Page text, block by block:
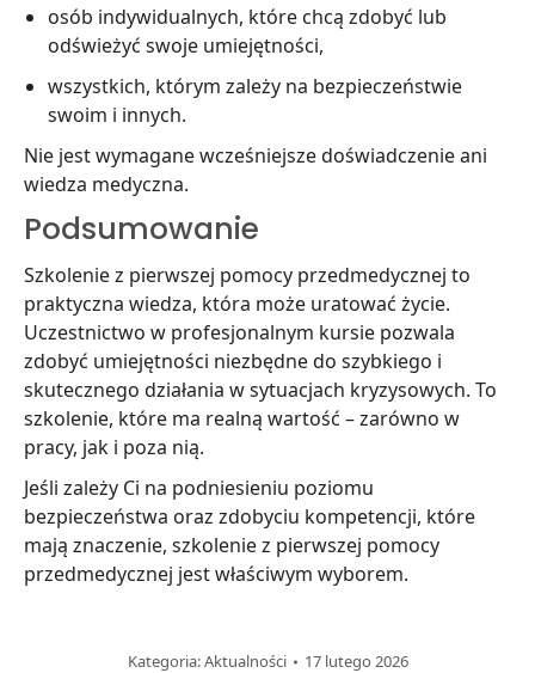
osób indywidualnych, które chcą zdobyć lub
odświeżyć swoje umiejętności,
wszystkich, którym zależy na bezpieczeństwie
swoim i innych.
Nie jest wymagane wcześniejsze doświadczenie ani
wiedza medyczna.
Podsumowanie
Szkolenie z pierwszej pomocy przedmedycznej to
praktyczna wiedza, która może uratować życie.
Uczestnictwo w profesjonalnym kursie pozwala
zdobyć umiejętności niezbędne do szybkiego i
skutecznego działania w sytuacjach kryzysowych. To
szkolenie, które ma realną wartość – zarówno w
pracy, jak i poza nią.
Jeśli zależy Ci na podniesieniu poziomu
bezpieczeństwa oraz zdobyciu kompetencji, które
mają znaczenie, szkolenie z pierwszej pomocy
przedmedycznej jest właściwym wyborem.
Kategoria:Aktualności 17 lutego 2026